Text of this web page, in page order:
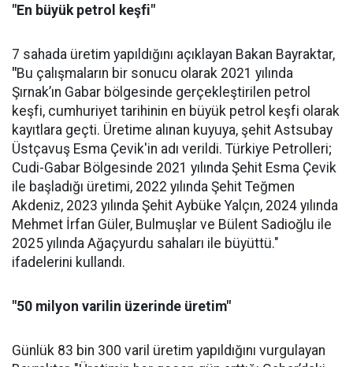
"En büyük petrol keşfi"
7 sahada üretim yapıldığını açıklayan Bakan Bayraktar,
"Bu çalışmaların bir sonucu olarak 2021 yılında
Şırnak’ın Gabar bölgesinde gerçekleştirilen petrol
keşfi, cumhuriyet tarihinin en büyük petrol keşfi olarak
kayıtlara geçti. Üretime alınan kuyuya, şehit Astsubay
Üstçavuş Esma Çevik'in adı verildi. Türkiye Petrolleri;
Cudi-Gabar Bölgesinde 2021 yılında Şehit Esma Çevik
ile başladığı üretimi, 2022 yılında Şehit Teğmen
Akdeniz, 2023 yılında Şehit Aybüke Yalçın, 2024 yılında
Mehmet İrfan Güler, Bulmuşlar ve Bülent Sadioğlu ile
2025 yılında Ağaçyurdu sahaları ile büyüttü."
ifadelerini kullandı.
"50 milyon varilin üzerinde üretim"
Günlük 83 bin 300 varil üretim yapıldığını vurgulayan